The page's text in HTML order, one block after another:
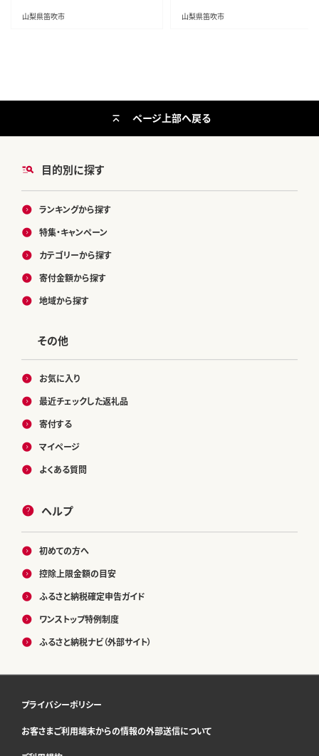
山梨県笛吹市 山梨県笛吹市
目的別に探す
ランキングから探す
特集・キャンペーン
カテゴリーから探す
寄付金額から探す
地域から探す
その他
お気に入り
最近チェックした返礼品
寄付する
マイページ
よくある質問
ヘルプ
初めての方へ
控除上限金額の目安
ふるさと納税確定申告ガイド
ワンストップ特例制度
ふるさと納税ナビ（外部サイト）
ページ上部へ戻る
プライバシーポリシー
お客さまご利用端末からの情報の外部送信について